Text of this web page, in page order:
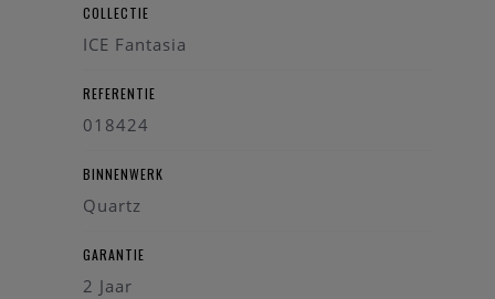
COLLECTIE
ICE Fantasia
REFERENTIE
018424
BINNENWERK
Quartz
GARANTIE
2 Jaar